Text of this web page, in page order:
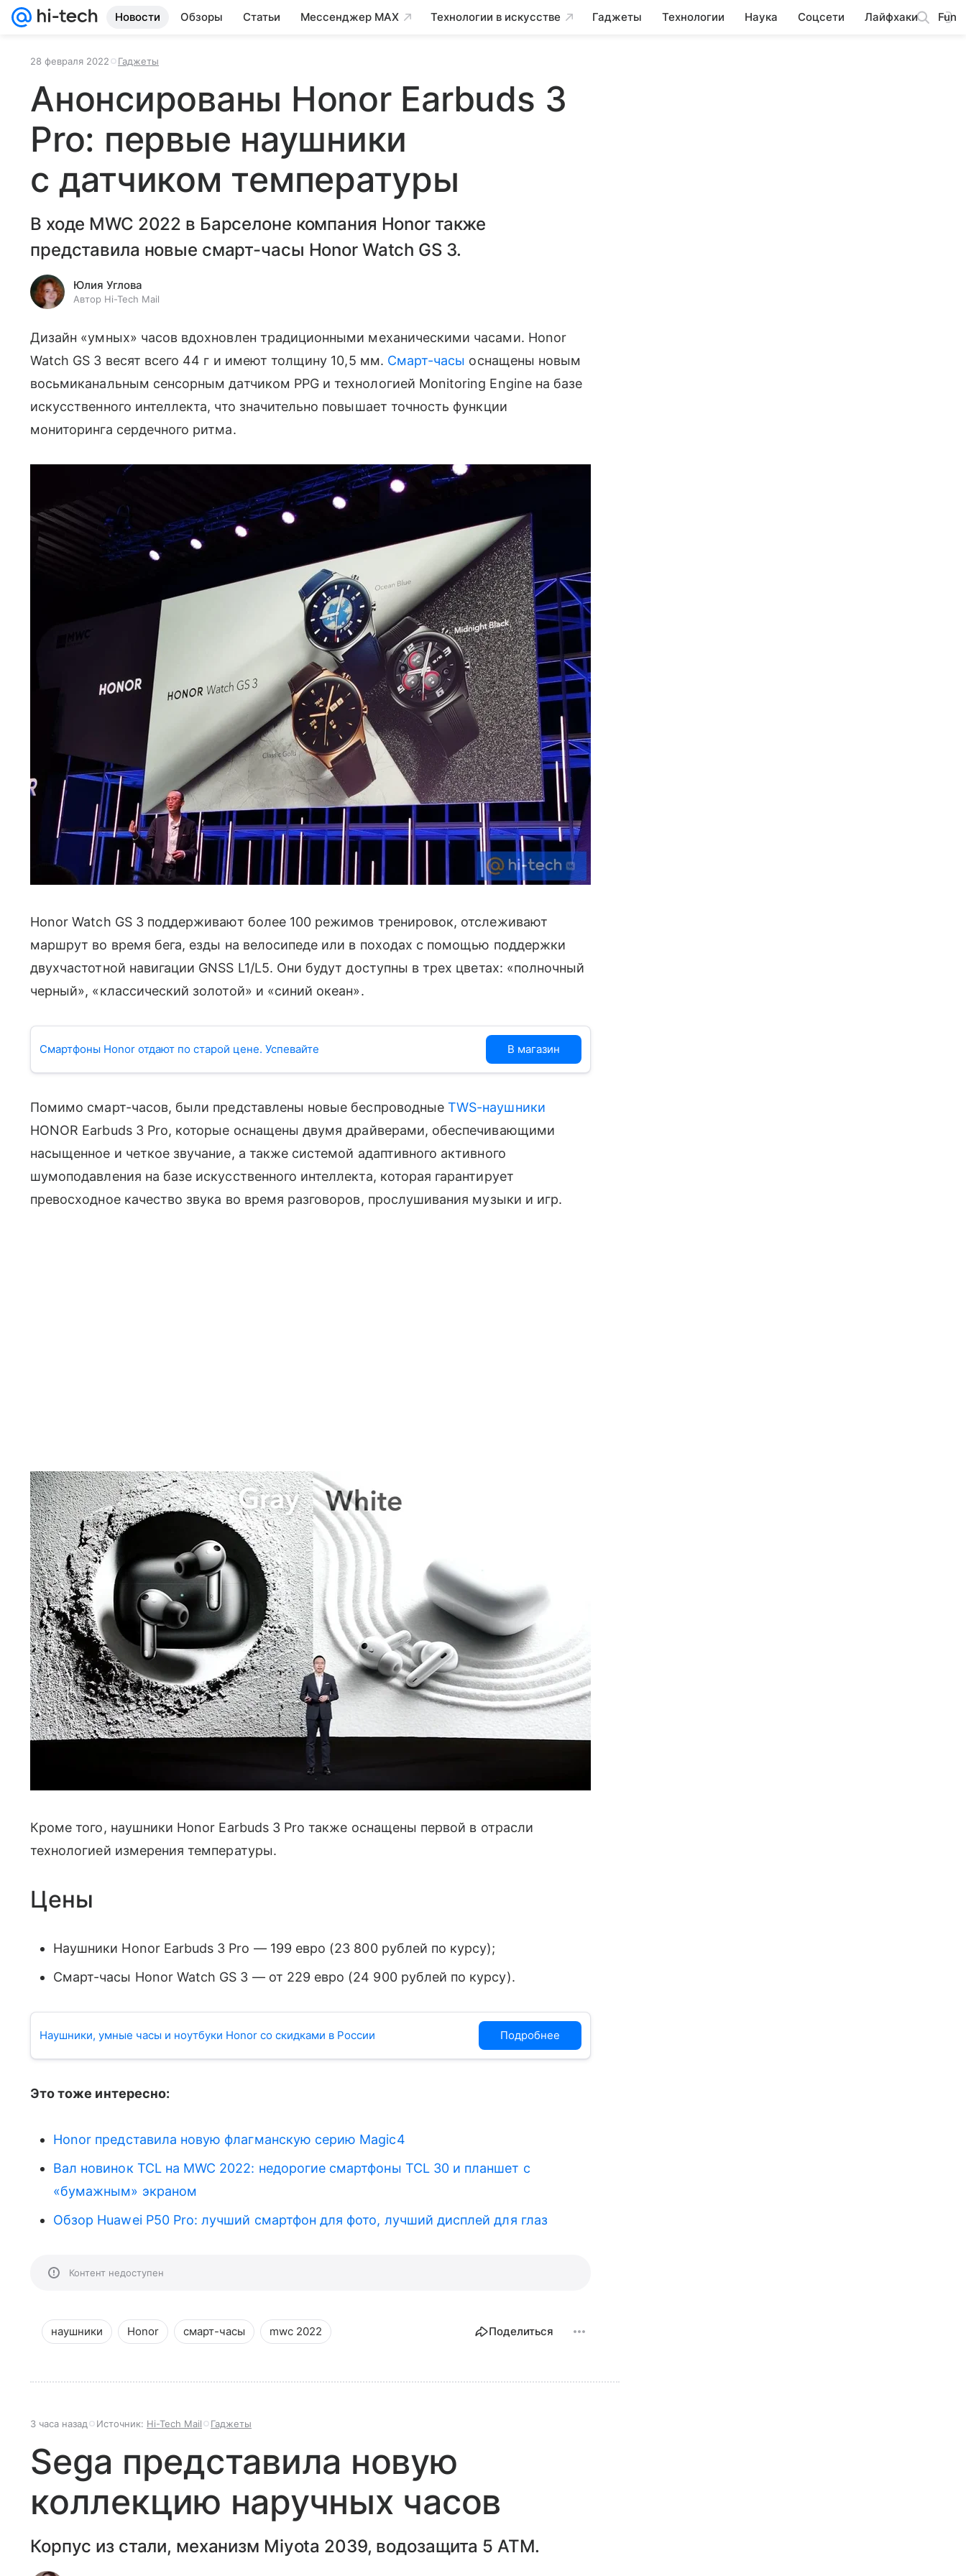
Новости Обзоры Статьи Мессенджер MAX Технологии в искусстве Гаджеты Технологии Наука Соцсети Лайфхаки Fun
28 февраля 2022 Гаджеты
Анонсированы Honor Earbuds 3
Pro: первые наушники
с датчиком температуры
В ходе MWC 2022 в Барселоне компания Honor также
представила новые смарт-часы Honor Watch GS 3.
Юлия Углова
Автор Hi-Tech Mail
Дизайн «умных» часов вдохновлен традиционными механическими часами. Honor
Watch GS 3 весят всего 44 г и имеют толщину 10,5 мм. Смарт-часы оснащены новым
восьмиканальным сенсорным датчиком PPG и технологией Monitoring Engine на базе
искусственного интеллекта, что значительно повышает точность функции
мониторинга сердечного ритма.
Honor Watch GS 3 поддерживают более 100 режимов тренировок, отслеживают
маршрут во время бега, езды на велосипеде или в походах с помощью поддержки
двухчастотной навигации GNSS L1/L5. Они будут доступны в трех цветах: «полночный
черный», «классический золотой» и «синий океан».
Смартфоны Honor отдают по старой цене. Успевайте В магазин
Помимо смарт-часов, были представлены новые беспроводныеTWS-наушники
HONOR Earbuds 3 Pro, которые оснащены двумя драйверами, обеспечивающими
насыщенное и четкое звучание, а также системой адаптивного активного
шумоподавления на базе искусственного интеллекта, которая гарантирует
превосходное качество звука во время разговоров, прослушивания музыки и игр.
Кроме того, наушники Honor Earbuds 3 Pro также оснащены первой в отрасли
технологией измерения температуры.
Цены
Наушники Honor Earbuds 3 Pro — 199 евро (23 800 рублей по курсу);
Смарт-часы Honor Watch GS 3 — от 229 евро (24 900 рублей по курсу).
Наушники, умные часы и ноутбуки Honor со скидками в России Подробнее
Это тоже интересно:
Honor представила новую флагманскую серию Magic4
Вал новинок TCL на MWC 2022: недорогие смартфоны TCL 30 и планшет с
«бумажным» экраном
Обзор Huawei P50 Pro: лучший смартфон для фото, лучший дисплей для глаз
Контент недоступен
наушники Honor смарт-часы mwc 2022 Поделиться
3 часа назад Источник: Hi-Tech Mail Гаджеты
Sega представила новую
коллекцию наручных часов
Корпус из стали, механизм Miyota 2039, водозащита 5 ATM.